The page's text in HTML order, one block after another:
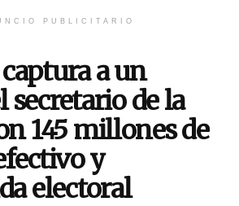
PUBLICITARIO
a un
secretario de la
145 millones de
y
electoral